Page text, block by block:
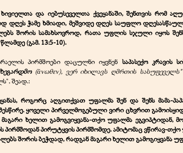
და იებუსეველთა ქვეყანაში, შენთვის რომ
დღეს ჭამე ხმიადი, მეშვიდე დღეს საუფლო
შორის სამახსოვროდ, რათა უფლის სჯული იყოს
(გამ. 13:5-10).
პირმშოები დაცულნი იყვნენ საპასექო კრავის
(ἄνωθεν), ვერ იხილავს ღმრთის სასუფეველს"
შეად.:
როგორც აღგითქვათ უფალმა შენ და შენს მამა-
ყოველი პირველმოგებული ვირი ცხვრით
ხელით გამოგვიყვანა-თქო უფალმა ეგვიპტიდან,
პირმშოდან პირუტყვის პირმშომდე. ამიტომაც
შორის ბეჭდად, რადგან მაგარი ხელით გამოგიყვანა